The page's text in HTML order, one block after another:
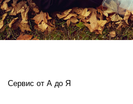
Сервис от А до Я